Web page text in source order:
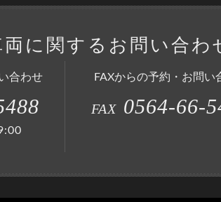
両に関する お問い合わ
合わせ FAXからの予約・お問い
FAX 0564-66-